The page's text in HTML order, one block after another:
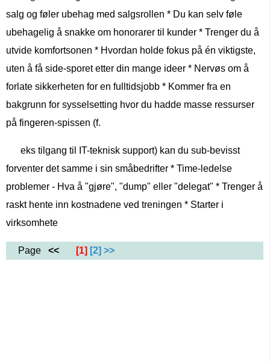
salg og føler ubehag med salgsrollen * Du kan selv føle
ubehagelig å snakke om honorarer til kunder * Trenger du å
utvide komfortsonen * Hvordan holde fokus på én viktigste,
uten å få side-sporet etter din mange ideer * Nervøs om å
forlate sikkerheten for en fulltidsjobb * Kommer fra en
bakgrunn for sysselsetting hvor du hadde masse ressurser
på fingeren-spissen (f.
eks tilgang til IT-teknisk support) kan du sub-bevisst
forventer det samme i sin småbedrifter * Time-ledelse
problemer - Hva å "gjøre", "dump" eller "delegat" * Trenger å
raskt hente inn kostnadene ved treningen * Starter i
virksomhete
Page << [1] [2] >>